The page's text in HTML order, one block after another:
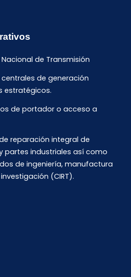
de Transmisión
de generación
estratégicos.
de portador o acceso a
reparación integral de
partes industriales así como
de ingeniería, manufactura
(CIRT).